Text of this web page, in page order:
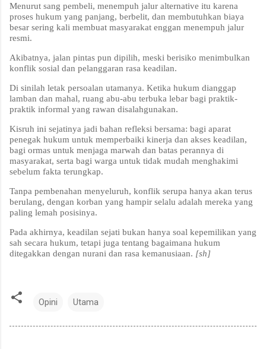
Menurut sang pembeli, menempuh jalur alternative itu karena
proses hukum yang panjang, berbelit, dan membutuhkan biaya
besar sering kali membuat masyarakat enggan menempuh jalur
resmi.
Akibatnya, jalan pintas pun dipilih, meski berisiko menimbulkan
konflik sosial dan pelanggaran rasa keadilan.
Di sinilah letak persoalan utamanya. Ketika hukum dianggap
lamban dan mahal, ruang abu-abu terbuka lebar bagi praktik-
praktik informal yang rawan disalahgunakan.
Kisruh ini sejatinya jadi bahan refleksi bersama: bagi aparat
penegak hukum untuk memperbaiki kinerja dan akses keadilan,
bagi ormas untuk menjaga marwah dan batas perannya di
masyarakat, serta bagi warga untuk tidak mudah menghakimi
sebelum fakta terungkap.
Tanpa pembenahan menyeluruh, konflik serupa hanya akan terus
berulang, dengan korban yang hampir selalu adalah mereka yang
paling lemah posisinya.
Pada akhirnya, keadilan sejati bukan hanya soal kepemilikan yang
sah secara hukum, tetapi juga tentang bagaimana hukum
ditegakkan dengan nurani dan rasa kemanusiaan. [sh]
Opini Utama